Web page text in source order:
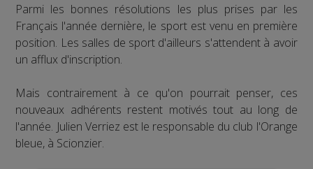
Parmi les bonnes résolutions les plus prises par les
Français l'année dernière, le sport est venu en première
position. Les salles de sport d'ailleurs s'attendent à avoir
un afflux d'inscription.
Mais contrairement à ce qu'on pourrait penser, ces
nouveaux adhérents restent motivés tout au long de
l'année. Julien Verriez est le responsable du club l'Orange
bleue, à Scionzier.